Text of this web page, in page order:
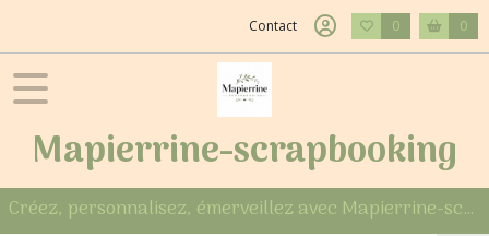
Contact 0 0
Mapierrine-scrapbooking
Créez, personnalisez, émerveillez avec Mapierrine-scrapbooking